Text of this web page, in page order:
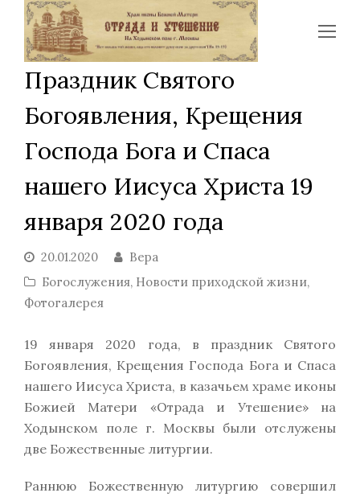
Праздник Святого
Богоявления, Крещения
Господа Бога и Спаса
нашего Иисуса Христа 19
января 2020 года
20.01.2020
Вера
Богослужения, Новости приходской жизни,
Фотогалерея
19 января 2020 года, в праздник Святого
Богоявления, Крещения Господа Бога и Спаса
нашего Иисуса Христа, в казачьем храме иконы
Божией Матери «Отрада и Утешение» на
Ходынском поле г. Москвы были отслужены
две Божественные литургии.
Раннюю Божественную литургию совершил